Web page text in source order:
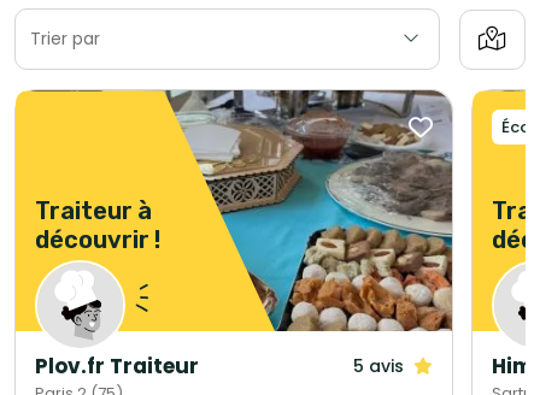
Trier par
Traiteur à
découvrir !
Plov.fr Traiteur 5 avis